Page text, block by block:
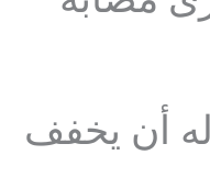
أن يخفف